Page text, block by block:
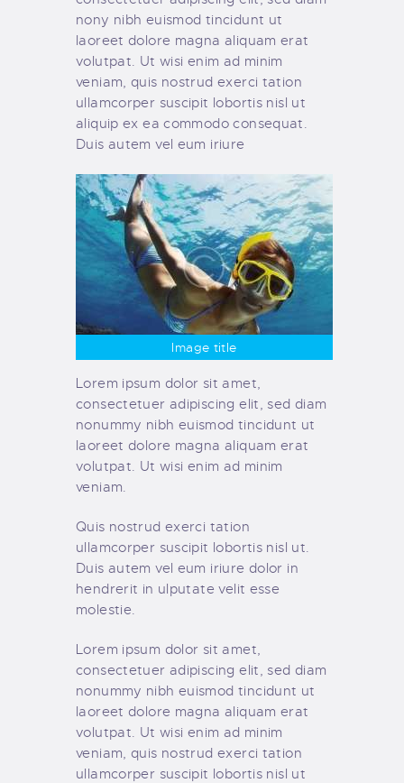
nony nibh euismod tincidunt ut
laoreet dolore magna aliquam erat
volutpat. Ut wisi enim ad minim
veniam, quis nostrud exerci tation
ullamcorper suscipit lobortis nisl ut
aliquip ex ea commodo consequat.
Duis autem vel eum iriure
Image title
Lorem ipsum dolor sit amet,
consectetuer adipiscing elit, sed diam
nonummy nibh euismod tincidunt ut
laoreet dolore magna aliquam erat
volutpat. Ut wisi enim ad minim
veniam.
Quis nostrud exerci tation
ullamcorper suscipit lobortis nisl ut.
Duis autem vel eum iriure dolor in
hendrerit in ulputate velit esse
molestie.
Lorem ipsum dolor sit amet,
consectetuer adipiscing elit, sed diam
nonummy nibh euismod tincidunt ut
laoreet dolore magna aliquam erat
volutpat. Ut wisi enim ad minim
veniam, quis nostrud exerci tation
ullamcorper suscipit lobortis nisl ut